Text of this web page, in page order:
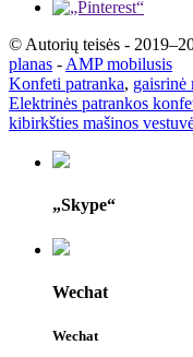
© Autorių teisės -
planas - AMP mobilusis
Konfeti patranka, gaisrinė
Elektrinės patrankos
kibirkšties mašinos
„Skype“
Wechat
Wechat